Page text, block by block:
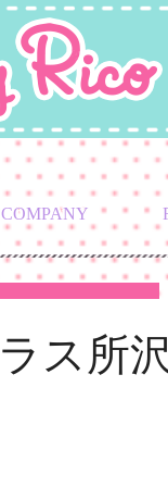
COMPANY
所沢